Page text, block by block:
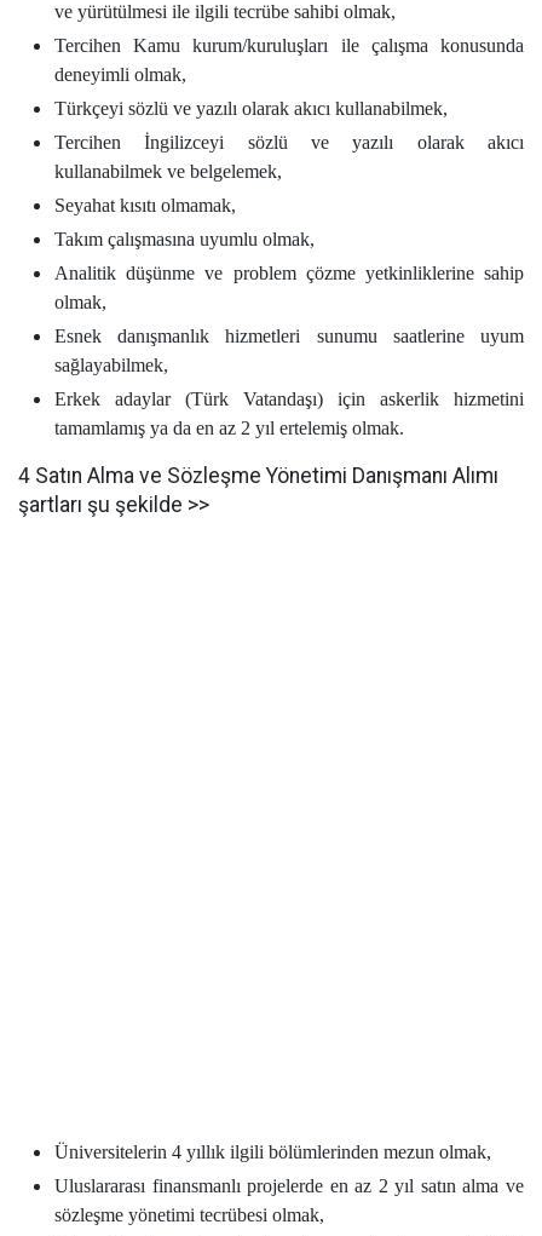
ve yürütülmesi ile ilgili tecrübe sahibi olmak,
Tercihen Kamu kurum/kuruluşları ile çalışma konusunda
deneyimli olmak,
Türkçeyi sözlü ve yazılı olarak akıcı kullanabilmek,
Tercihen İngilizceyi sözlü ve yazılı olarak akıcı
kullanabilmek ve belgelemek,
Seyahat kısıtı olmamak,
Takım çalışmasına uyumlu olmak,
Analitik düşünme ve problem çözme yetkinliklerine sahip
olmak,
Esnek danışmanlık hizmetleri sunumu saatlerine uyum
sağlayabilmek,
Erkek adaylar (Türk Vatandaşı) için askerlik hizmetini
tamamlamış ya da en az 2 yıl ertelemiş olmak.
4 Satın Alma ve Sözleşme Yönetimi Danışmanı Alımı
şartları şu şekilde >>
Üniversitelerin 4 yıllık ilgili bölümlerinden mezun olmak,
Uluslararası finansmanlı projelerde en az 2 yıl satın alma ve
sözleşme yönetimi tecrübesi olmak,